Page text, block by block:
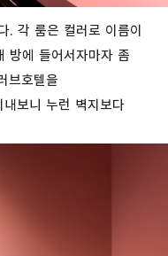
. 각 룸은 컬러로 이름이
방에 들어서자마자 좀
브호텔을
보니 누런 벽지보다